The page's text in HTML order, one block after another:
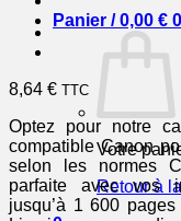
Panier /0,00 € 0
Votre
Retour à
8,64 € TTC
Optez pour notre
compatible Canon
selon les normes
parfaite avec vos
jusqu’à 1 600